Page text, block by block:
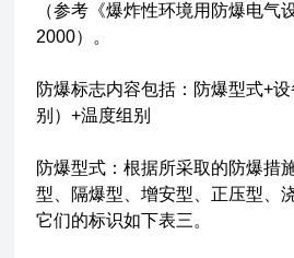
（参考《爆炸性环境用防爆电气
2000）。
防爆标志内容包括：防爆型式+
别）+温度组别
防爆型式：根据所采取的防爆措
型、隔爆型、增安型、正压型、
它们的标识如下表三。